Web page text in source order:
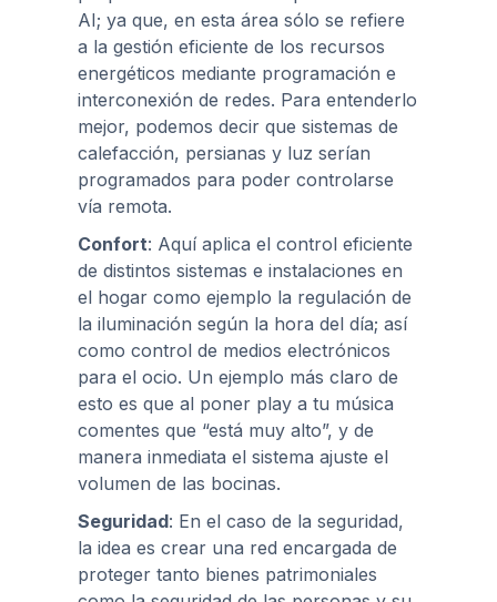
AI; ya que, en esta área sólo se refiere
a la gestión eficiente de los recursos
energéticos mediante programación e
interconexión de redes. Para entenderlo
mejor, podemos decir que sistemas de
calefacción, persianas y luz serían
programados para poder controlarse
vía remota.
Confort: Aquí aplica el control eficiente
de distintos sistemas e instalaciones en
el hogar como ejemplo la regulación de
la iluminación según la hora del día; así
como control de medios electrónicos
para el ocio. Un ejemplo más claro de
esto es que al poner play a tu música
comentes que “está muy alto”, y de
manera inmediata el sistema ajuste el
volumen de las bocinas.
Seguridad: En el caso de la seguridad,
la idea es crear una red encargada de
proteger tanto bienes patrimoniales